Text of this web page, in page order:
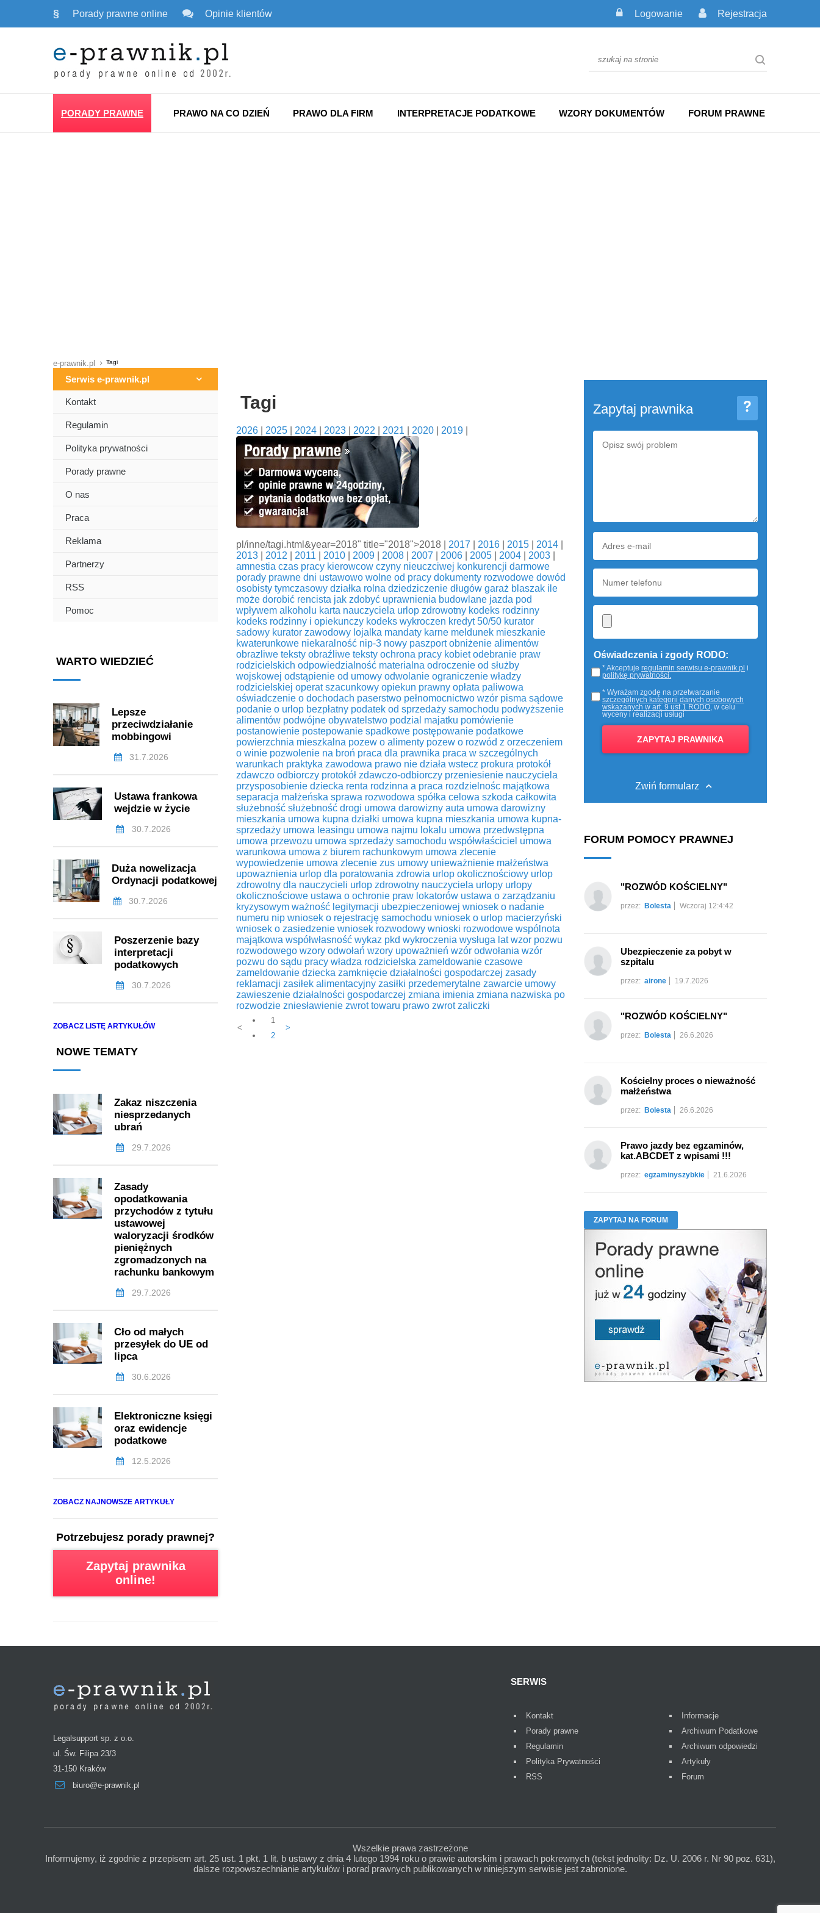
§ Porady prawne online Opinie klientów Logowanie Rejestracja
PORADY PRAWNE PRAWO NA CO DZIEŃ PRAWO DLA FIRM INTERPRETACJE PODATKOWE WZORY DOKUMENTÓW FORUM PRAWNE
e-prawnik.pl Tagi
Serwis e-prawnik.pl
Kontakt
Regulamin
Polityka prywatności
Porady prawne
O nas
Praca
Reklama
Partnerzy
RSS
Pomoc
WARTO WIEDZIEĆ
Lepsze
przeciwdziałanie
mobbingowi
31.7.2026
Ustawa frankowa
wejdzie w życie
30.7.2026
Duża nowelizacja
Ordynacji podatkowej
30.7.2026
Poszerzenie bazy
interpretacji
podatkowych
30.7.2026
ZOBACZ LISTĘ ARTYKUŁÓW
NOWE TEMATY
Zakaz niszczenia
niesprzedanych
ubrań
29.7.2026
Zasady
opodatkowania
przychodów z tytułu
ustawowej
waloryzacji środków
pieniężnych
zgromadzonych na
rachunku bankowym
29.7.2026
Cło od małych
przesyłek do UE od
lipca
30.6.2026
Elektroniczne księgi
oraz ewidencje
podatkowe
12.5.2026
ZOBACZ NAJNOWSZE ARTYKUŁY
Potrzebujesz porady prawnej?
Zapytaj prawnika
online!
Tagi
2026 2025 2024 2023 2022 2021 2020 2019
pl/inne/tagi.html&year=2018" title="2018">2018 | 2017 2016 2015 2014
2013
2012 2011 2010 2009 2008 2007 2006 2005 2004 2003
amnestia czas pracy kierowcow czyny nieuczciwej konkurencji darmowe
porady prawne dni ustawowo wolne od pracy dokumenty rozwodowe dowód
osobisty tymczasowy działka rolna dziedziczenie długów garaż blaszak ile
może dorobić rencista jak zdobyć uprawnienia budowlane jazda pod
wpływem alkoholu karta nauczyciela urlop zdrowotny kodeks rodzinny
kodeks rodzinny i opiekunczy kodeks wykroczen kredyt 50/50 kurator
sadowy kurator zawodowy lojalka mandaty karne meldunek mieszkanie
kwaterunkowe niekaralność nip-3 nowy paszport obniżenie alimentów
obrazliwe teksty obraźliwe teksty ochrona pracy kobiet odebranie praw
rodzicielskich odpowiedzialność materialna odroczenie od służby
wojskowej odstąpienie od umowy odwolanie ograniczenie władzy
rodzicielskiej operat szacunkowy opiekun prawny opłata paliwowa
oświadczenie o dochodach paserstwo pełnomocnictwo wzór pisma sądowe
podanie o urlop bezpłatny podatek od sprzedaży samochodu podwyższenie
alimentów podwójne obywatelstwo podzial majatku pomówienie
postanowienie postepowanie spadkowe postępowanie podatkowe
powierzchnia mieszkalna pozew o alimenty pozew o rozwód z orzeczeniem
o winie pozwolenie na broń praca dla prawnika praca w szczególnych
warunkach praktyka zawodowa prawo nie działa wstecz prokura protokół
zdawczo odbiorczy protokół zdawczo-odbiorczy przeniesienie nauczyciela
przysposobienie dziecka renta rodzinna a praca rozdzielnośc majątkowa
separacja małżeńska sprawa rozwodowa spółka celowa szkoda całkowita
służebność służebność drogi umowa darowizny auta umowa darowizny
mieszkania umowa kupna działki umowa kupna mieszkania umowa kupna-
sprzedaży umowa leasingu umowa najmu lokalu umowa przedwstępna
umowa przewozu umowa sprzedaży samochodu współwłaściciel umowa
warunkowa umowa z biurem rachunkowym umowa zlecenie
wypowiedzenie umowa zlecenie zus umowy unieważnienie małżeństwa
upowaznienia urlop dla poratowania zdrowia urlop okolicznościowy urlop
zdrowotny dla nauczycieli urlop zdrowotny nauczyciela urlopy urlopy
okolicznościowe ustawa o ochronie praw lokatorów ustawa o zarządzaniu
kryzysowym ważność legitymacji ubezpieczeniowej wniosek o nadanie
numeru nip wniosek o rejestrację samochodu wniosek o urlop macierzyński
wniosek o zasiedzenie wniosek rozwodowy wnioski rozwodowe wspólnota
majątkowa współwłasność wykaz pkd wykroczenia wysługa lat wzor pozwu
rozwodowego wzory odwołań wzory upoważnień wzór odwołania wzór
pozwu do sądu pracy władza rodzicielska zameldowanie czasowe
zameldowanie dziecka zamknięcie działalności gospodarczej zasady
reklamacji zasiłek alimentacyjny zasiłki przedemerytalne zawarcie umowy
zawieszenie działalności gospodarczej zmiana imienia zmiana nazwiska po
rozwodzie zniesławienie zwrot towaru prawo zwrot zaliczki
<
1
2
>
Zapytaj prawnika
Oświadczenia i zgody RODO:
* Akceptujeregulamin serwisu e-prawnik.pl i
politykę prywatności.
* Wyrażam zgodę na przetwarzanie
szczególnych kategorii danych osobowych
wskazanych w art. 9 ust.1 RODO, w celu
wyceny i realizacji usługi
Zwiń formularz
FORUM POMOCY PRAWNEJ
"ROZWÓD KOŚCIELNY"
przez: Bolesta Wczoraj 12:4:42
Ubezpieczenie za pobyt w
szpitalu
przez: airone 19.7.2026
"ROZWÓD KOŚCIELNY"
przez: Bolesta 26.6.2026
Kościelny proces o nieważność
małżeństwa
przez: Bolesta 26.6.2026
Prawo jazdy bez egzaminów,
kat.ABCDET z wpisami !!!
przez: egzaminyszybkie 21.6.2026
ZAPYTAJ NA FORUM
Legalsupport sp. z o.o.
ul. Św. Filipa 23/3
31-150 Kraków
biuro@e-prawnik.pl
SERWIS
Kontakt
Porady prawne
Regulamin
Polityka Prywatności
RSS
Informacje
Archiwum Podatkowe
Archiwum odpowiedzi
Artykuły
Forum
Wszelkie prawa zastrzeżone
Informujemy, iż zgodnie z przepisem art. 25 ust. 1 pkt. 1 lit. b ustawy z dnia 4 lutego 1994 roku o prawie autorskim i prawach pokrewnych (tekst jednolity: Dz. U. 2006 r. Nr 90 poz. 631),
dalsze rozpowszechnianie artykułów i porad prawnych publikowanych w niniejszym serwisie jest zabronione.